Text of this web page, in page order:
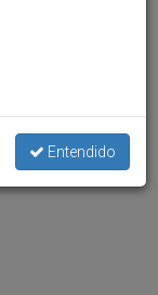
Entendido